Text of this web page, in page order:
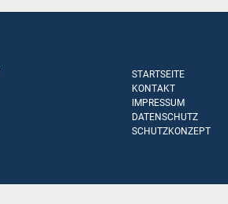
STARTSEITE
KONTAKT
IMPRESSUM
DATENSCHUTZ
SCHUTZKONZEPT